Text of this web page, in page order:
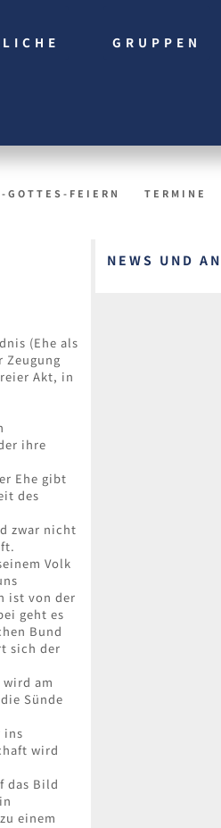
GRUPPEN
GOTTES-FEIERN TERMINE
(Ehe als
Zeugung
Akt, in
ihre
Ehe gibt
des
zwar nicht
Volk
ist von der
geht es
Bund
sich der
am
Sünde
ins
wird
das Bild
einem
NEWS UND